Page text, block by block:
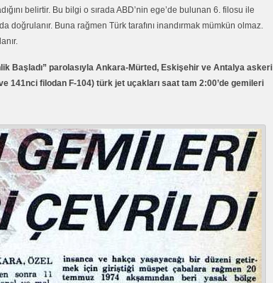
belirtir. Bu bilgi o sırada ABD’nin ege’de bulunan 6. filosu ile
doğrulanır. Buna rağmen Türk tarafını inandırmak mümkün olmaz.
Başladı” parolasıyla Ankara-Mürted, Eskişehir ve Antalya askeri
141nci filodan F-104) türk jet uçakları saat tam 2:00’de gemileri